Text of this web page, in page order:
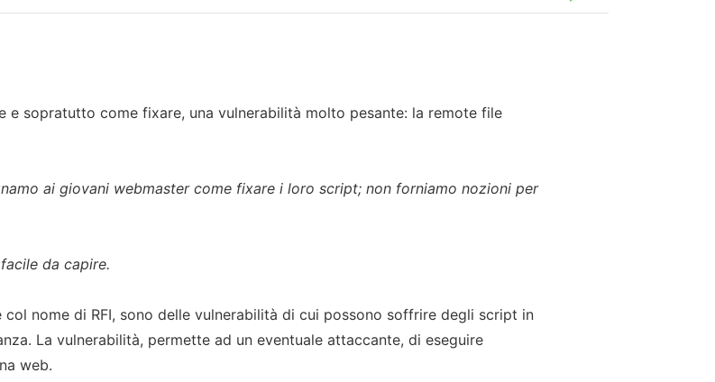
sopratutto come fixare, una vulnerabilità molto pesante: la remote file
ai giovani webmaster come fixare i loro script; non forniamo nozioni per
da capire.
nome di RFI, sono delle vulnerabilità di cui possono soffrire degli script in
La vulnerabilità, permette ad un eventuale attaccante, di eseguire
web.